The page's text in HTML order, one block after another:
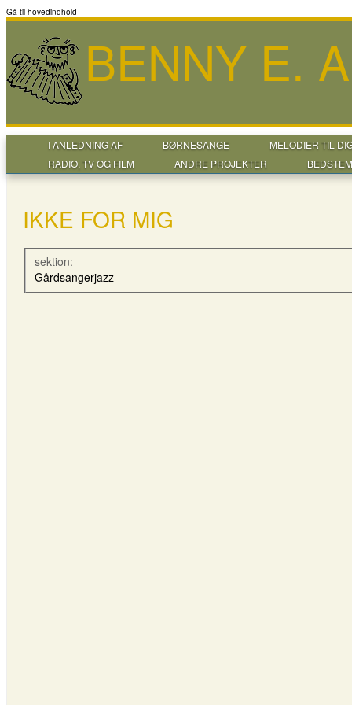
Gå til hovedindhold
BENNY E.
I ANLEDNING AF BØRNESANGE
MELODIER TIL
RADIO, TV OG FILM
ANDRE PROJEKTER
IKKE FOR MIG
sektion:
Gårdsangerjazz